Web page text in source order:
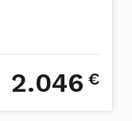
2.046 €